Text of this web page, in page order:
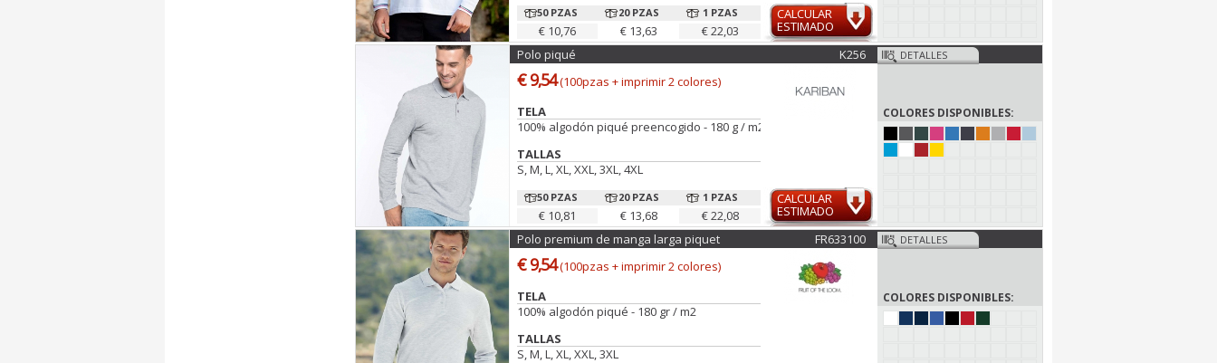
50 PZAS
€ 10,76
20 PZAS
€ 13,63
1 PZAS
€ 22,03
CALCULAR
ESTIMADO
Polo piqué K256
€ 9,54(100pzas + imprimir 2 colores)
TELA
100% algodón piqué preencogido - 180 g / m2
TALLAS
S, M, L, XL, XXL, 3XL, 4XL
50 PZAS
€ 10,81
20 PZAS
€ 13,68
1 PZAS
€ 22,08
CALCULAR
ESTIMADO
DETALLES
COLORES DISPONIBLES:
Polo premium de manga larga piquet FR633100
€ 9,54(100pzas + imprimir 2 colores)
TELA
100% algodón piqué - 180 gr / m2
TALLAS
S, M, L, XL, XXL, 3XL
DETALLES
COLORES DISPONIBLES: